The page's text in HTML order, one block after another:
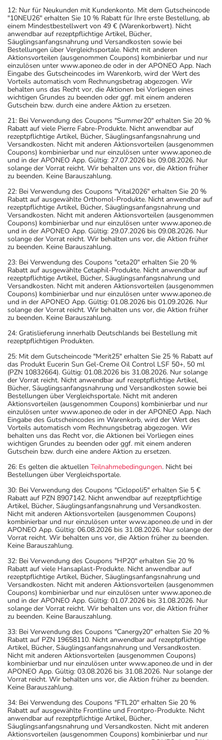
12: Nur für Neukunden mit Kundenkonto. Mit dem Gutscheincode
"10NEU26" erhalten Sie 10 % Rabatt für Ihre erste Bestellung, ab
einem Mindestbestellwert von 49 € (Warenkorbwert). Nicht
anwendbar auf rezeptpflichtige Artikel, Bücher,
Säuglingsanfangsnahrung und Versandkosten sowie bei
Bestellungen über Vergleichsportale. Nicht mit anderen
Aktionsvorteilen (ausgenommen Coupons) kombinierbar und nur
einzulösen unter www.aponeo.de oder in der APONEO App. Nach
Eingabe des Gutscheincodes im Warenkorb, wird der Wert des
Vorteils automatisch vom Rechnungsbetrag abgezogen. Wir
behalten uns das Recht vor, die Aktionen bei Vorliegen eines
wichtigen Grundes zu beenden oder ggf. mit einem anderen
Gutschein bzw. durch eine andere Aktion zu ersetzen.
21: Bei Verwendung des Coupons "Summer20" erhalten Sie 20 %
Rabatt auf viele Pierre Fabre-Produkte. Nicht anwendbar auf
rezeptpflichtige Artikel, Bücher, Säuglingsanfangsnahrung und
Versandkosten. Nicht mit anderen Aktionsvorteilen (ausgenommen
Coupons) kombinierbar und nur einzulösen unter www.aponeo.de
und in der APONEO App. Gültig: 27.07.2026 bis 09.08.2026. Nur
solange der Vorrat reicht. Wir behalten uns vor, die Aktion früher
zu beenden. Keine Barauszahlung.
22: Bei Verwendung des Coupons "Vital2026" erhalten Sie 20 %
Rabatt auf ausgewählte Orthomol-Produkte. Nicht anwendbar auf
rezeptpflichtige Artikel, Bücher, Säuglingsanfangsnahrung und
Versandkosten. Nicht mit anderen Aktionsvorteilen (ausgenommen
Coupons) kombinierbar und nur einzulösen unter www.aponeo.de
und in der APONEO App. Gültig: 29.07.2026 bis 09.08.2026. Nur
solange der Vorrat reicht. Wir behalten uns vor, die Aktion früher
zu beenden. Keine Barauszahlung.
23: Bei Verwendung des Coupons "ceta20" erhalten Sie 20 %
Rabatt auf ausgewählte Cetaphil-Produkte. Nicht anwendbar auf
rezeptpflichtige Artikel, Bücher, Säuglingsanfangsnahrung und
Versandkosten. Nicht mit anderen Aktionsvorteilen (ausgenommen
Coupons) kombinierbar und nur einzulösen unter www.aponeo.de
und in der APONEO App. Gültig: 01.08.2026 bis 01.09.2026. Nur
solange der Vorrat reicht. Wir behalten uns vor, die Aktion früher
zu beenden. Keine Barauszahlung.
24: Gratislieferung innerhalb Deutschlands bei Bestellung mit
rezeptpflichtigen Produkten.
25: Mit dem Gutscheincode "Merit25" erhalten Sie 25 % Rabatt auf
das Produkt Eucerin Sun Gel-Creme Oil Control LSF 50+, 50 ml
(PZN 10832664). Gültig: 01.08.2026 bis 31.08.2026. Nur solange
der Vorrat reicht. Nicht anwendbar auf rezeptpflichtige Artikel,
Bücher, Säuglingsanfangsnahrung und Versandkosten sowie bei
Bestellungen über Vergleichsportale. Nicht mit anderen
Aktionsvorteilen (ausgenommen Coupons) kombinierbar und nur
einzulösen unter www.aponeo.de oder in der APONEO App. Nach
Eingabe des Gutscheincodes im Warenkorb, wird der Wert des
Vorteils automatisch vom Rechnungsbetrag abgezogen. Wir
behalten uns das Recht vor, die Aktionen bei Vorliegen eines
wichtigen Grundes zu beenden oder ggf. mit einem anderen
Gutschein bzw. durch eine andere Aktion zu ersetzen.
26: Es gelten die aktuellen Teilnahmebedingungen. Nicht bei
Bestellungen über Vergleichsportale.
30: Bei Verwendung des Coupons "Ciclopoli5" erhalten Sie 5 €
Rabatt auf PZN 8907142. Nicht anwendbar auf rezeptpflichtige
Artikel, Bücher, Säuglingsanfangsnahrung und Versandkosten.
Nicht mit anderen Aktionsvorteilen (ausgenommen Coupons)
kombinierbar und nur einzulösen unter www.aponeo.de und in der
APONEO App. Gültig: 06.08.2026 bis 31.08.2026. Nur solange der
Vorrat reicht. Wir behalten uns vor, die Aktion früher zu beenden.
Keine Barauszahlung.
32: Bei Verwendung des Coupons "HP20" erhalten Sie 20 %
Rabatt auf viele Hansaplast-Produkte. Nicht anwendbar auf
rezeptpflichtige Artikel, Bücher, Säuglingsanfangsnahrung und
Versandkosten. Nicht mit anderen Aktionsvorteilen (ausgenommen
Coupons) kombinierbar und nur einzulösen unter www.aponeo.de
und in der APONEO App. Gültig: 01.07.2026 bis 31.08.2026. Nur
solange der Vorrat reicht. Wir behalten uns vor, die Aktion früher
zu beenden. Keine Barauszahlung.
33: Bei Verwendung des Coupons "Canergy20" erhalten Sie 20 %
Rabatt auf PZN 19658110. Nicht anwendbar auf rezeptpflichtige
Artikel, Bücher, Säuglingsanfangsnahrung und Versandkosten.
Nicht mit anderen Aktionsvorteilen (ausgenommen Coupons)
kombinierbar und nur einzulösen unter www.aponeo.de und in der
APONEO App. Gültig: 03.08.2026 bis 31.08.2026. Nur solange der
Vorrat reicht. Wir behalten uns vor, die Aktion früher zu beenden.
Keine Barauszahlung.
34: Bei Verwendung des Coupons "FTL20" erhalten Sie 20 %
Rabatt auf ausgewählte Frontline und Frontpro-Produkte. Nicht
anwendbar auf rezeptpflichtige Artikel, Bücher,
Säuglingsanfangsnahrung und Versandkosten. Nicht mit anderen
Aktionsvorteilen (ausgenommen Coupons) kombinierbar und nur